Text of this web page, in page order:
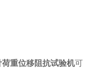
重位移阻抗试验机可